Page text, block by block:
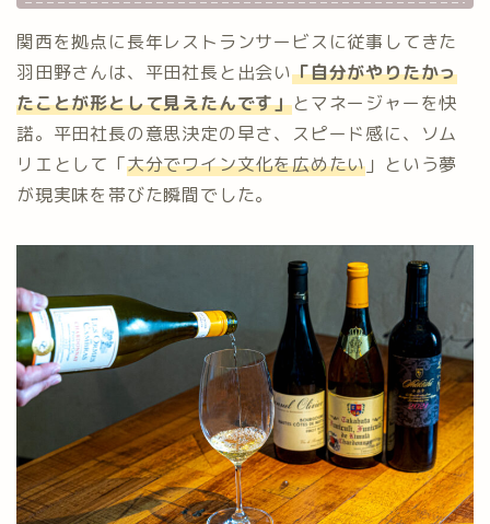
関西を拠点に長年レストランサービスに従事してきた
羽田野さんは、平田社長と出会い「自分がやりたかっ
たことが形として見えたんです」とマネージャーを快
諾。平田社長の意思決定の早さ、スピード感に、ソム
リエとして「大分でワイン文化を広めたい 」という夢
が現実味を帯びた瞬間でした。